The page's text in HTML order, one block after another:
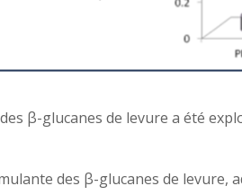
β-glucanes de levure a été
des β-glucanes de